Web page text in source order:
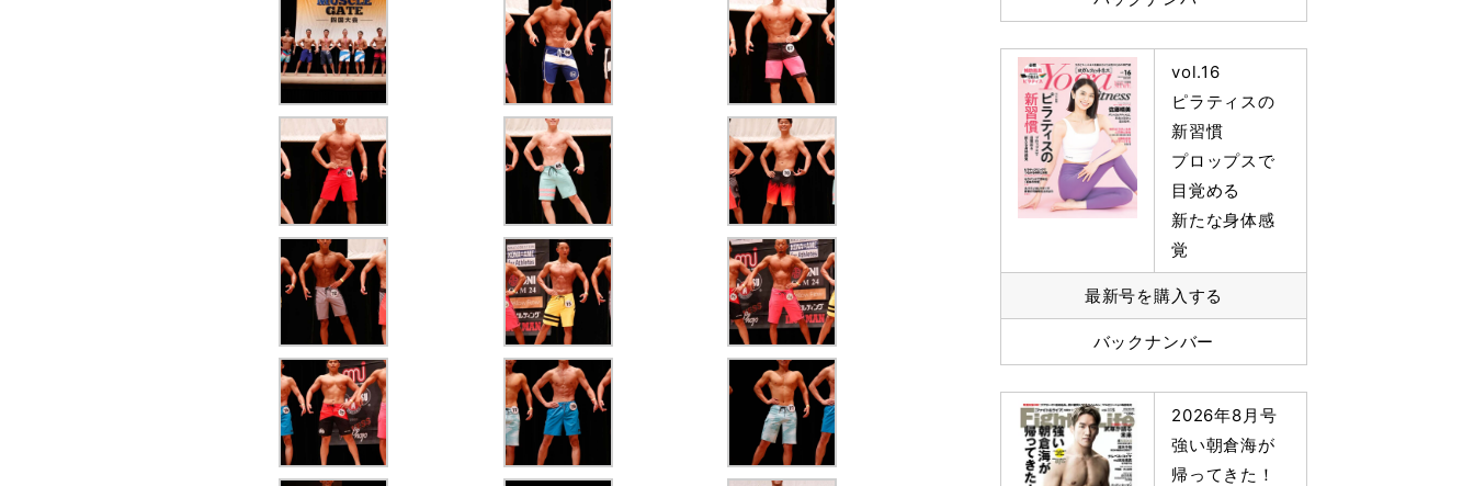
vol.16
ピラティスの
新習慣
プロップスで
目覚める
新たな身体感
覚
最新号を購入する
バックナンバー
2026年8月号
強い朝倉海が
帰ってきた！